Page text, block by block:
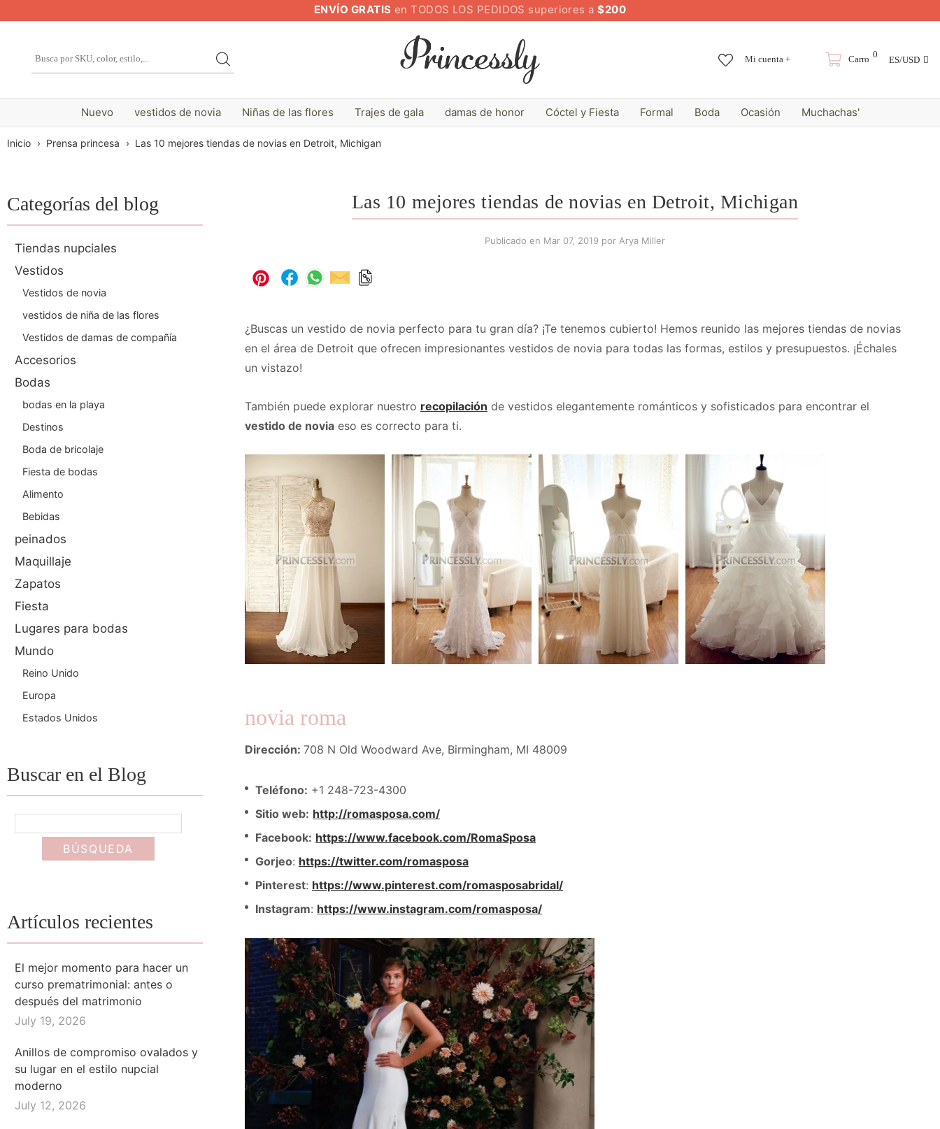
ENVÍO GRATIS en TODOS LOS PEDIDOS superiores a$200
Mi cuenta + Carro 0 ES/USD
Nuevo vestidos de novia Niñas de las flores Trajes de gala damas de honor Cóctel y Fiesta Formal Boda Ocasión Muchachas'
Inicio › Prensa princesa › Las 10 mejores tiendas de novias en Detroit, Michigan
Categorías del blog
Tiendas nupciales
Vestidos
Vestidos de novia
vestidos de niña de las flores
Vestidos de damas de compañía
Accesorios
Bodas
bodas en la playa
Destinos
Boda de bricolaje
Fiesta de bodas
Alimento
Bebidas
peinados
Maquillaje
Zapatos
Fiesta
Lugares para bodas
Mundo
Reino Unido
Europa
Estados Unidos
Buscar en el Blog
Artículos recientes
El mejor momento para hacer un
curso prematrimonial: antes o
después del matrimonio
July 19, 2026
Anillos de compromiso ovalados y
su lugar en el estilo nupcial
moderno
July 12, 2026
Las 10 mejores tiendas de novias en Detroit, Michigan
Publicado en Mar 07, 2019 por Arya Miller
¿Buscas un vestido de novia perfecto para tu gran día? ¡Te tenemos cubierto! Hemos reunido las mejores tiendas de novias
en el área de Detroit que ofrecen impresionantes vestidos de novia para todas las formas, estilos y presupuestos. ¡Échales
un vistazo!
También puede explorar nuestro recopilación de vestidos elegantemente románticos y sofisticados para encontrar el
vestido de novia eso es correcto para ti.
novia roma
Dirección: 708 N Old Woodward Ave, Birmingham, MI 48009
Teléfono: +1 248-723-4300
Sitio web: http://romasposa.com/
Facebook: https://www.facebook.com/RomaSposa
Gorjeo: https://twitter.com/romasposa
Pinterest: https://www.pinterest.com/romasposabridal/
Instagram: https://www.instagram.com/romasposa/